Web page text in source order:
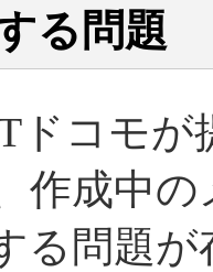
る問題
ドコモが
作成中
る問題